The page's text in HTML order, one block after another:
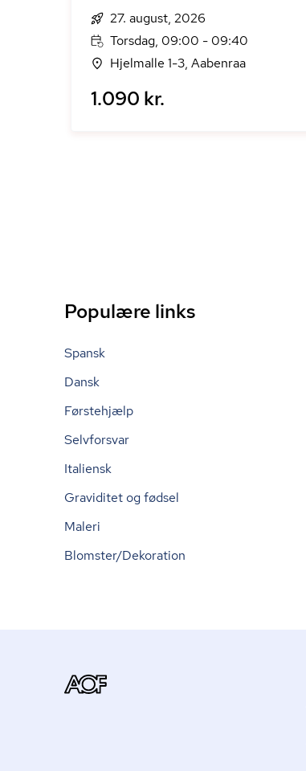
27. august, 2026
Torsdag, 09:00 - 09:40
Hjelmalle 1-3, Aabenraa
1.090 kr.
Populære links
Spansk
Dansk
Førstehjælp
Selvforsvar
Italiensk
Graviditet og fødsel
Maleri
Blomster/Dekoration